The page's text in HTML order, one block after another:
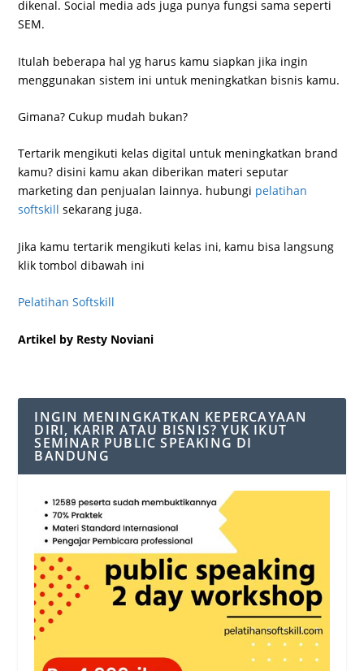
dikenal. Social media ads juga punya fungsi sama seperti
SEM.
Itulah beberapa hal yg harus kamu siapkan jika ingin
menggunakan sistem ini untuk meningkatkan bisnis kamu.
Gimana? Cukup mudah bukan?
Tertarik mengikuti kelas digital untuk meningkatkan brand
kamu? disini kamu akan diberikan materi seputar
marketing dan penjualan lainnya. hubungi pelatihan
softskillsekarang juga.
Jika kamu tertarik mengikuti kelas ini, kamu bisa langsung
klik tombol dibawah ini
Pelatihan Softskill
Artikel by Resty Noviani
INGIN MENINGKATKAN KEPERCAYAAN
DIRI, KARIR ATAU BISNIS? YUK IKUT
SEMINAR PUBLIC SPEAKING DI
BANDUNG